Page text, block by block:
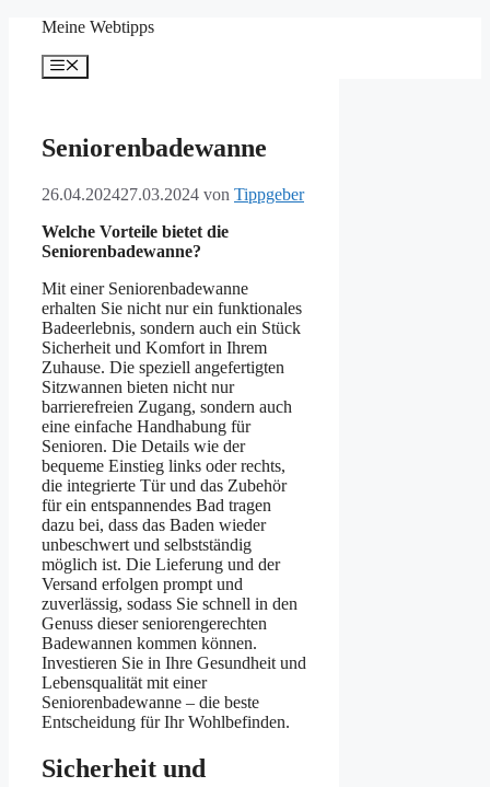
springen
Meine Webtipps
Menü
Seniorenbadewanne
26.04.202427.03.2024 von Tippgeber
Welche Vorteile bietet die
Seniorenbadewanne?
Mit einer Seniorenbadewanne
erhalten Sie nicht nur ein funktionales
Badeerlebnis, sondern auch ein Stück
Sicherheit und Komfort in Ihrem
Zuhause. Die speziell angefertigten
Sitzwannen bieten nicht nur
barrierefreien Zugang, sondern auch
eine einfache Handhabung für
Senioren. Die Details wie der
bequeme Einstieg links oder rechts,
die integrierte Tür und das Zubehör
für ein entspannendes Bad tragen
dazu bei, dass das Baden wieder
unbeschwert und selbstständig
möglich ist. Die Lieferung und der
Versand erfolgen prompt und
zuverlässig, sodass Sie schnell in den
Genuss dieser seniorengerechten
Badewannen kommen können.
Investieren Sie in Ihre Gesundheit und
Lebensqualität mit einer
Seniorenbadewanne – die beste
Entscheidung für Ihr Wohlbefinden.
Sicherheit und